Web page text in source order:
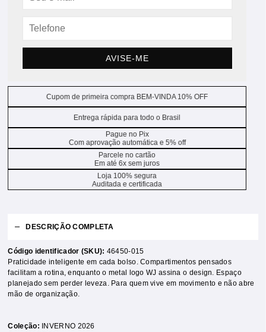
AVISE-ME
Cupom de primeira compra BEM-VINDA 10% OFF
Entrega rápida para todo o Brasil
Pague no Pix
Com aprovação automática e 5% off
Parcele no cartão
Em até 6x sem juros
Loja 100% segura
Auditada e certificada
DESCRIÇÃO COMPLETA
Código identificador (SKU): 46450-015
Praticidade inteligente em cada bolso. Compartimentos pensados
facilitam a rotina, enquanto o metal logo WJ assina o design. Espaço
planejado sem perder leveza. Para quem vive em movimento e não abre
mão de organização.
Coleção:
INVERNO 2026